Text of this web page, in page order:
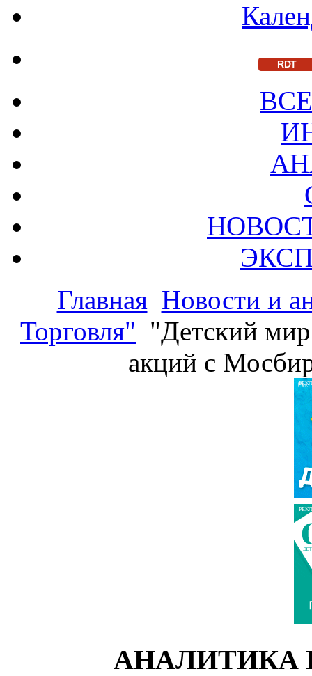
RDT
Главная Новости и
Торговля" "Детский
акций с
АНАЛИТИКА